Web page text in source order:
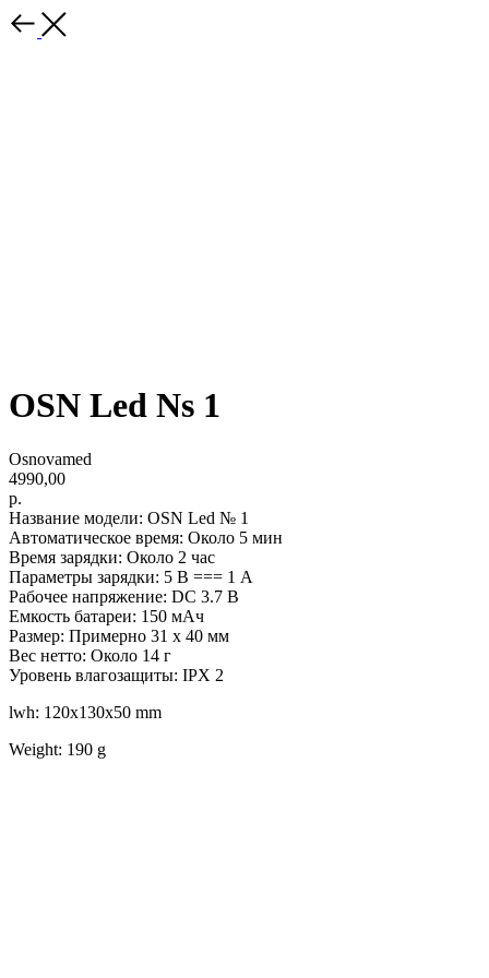
OSN Led Ns 1
Osnovamed
4990,00
р.
Название модели: OSN Led № 1
Автоматическое время: Около 5 мин
Время зарядки: Около 2 час
Параметры зарядки: 5 В === 1 А
Рабочее напряжение: DC 3.7 В
Емкость батареи: 150 мАч
Размер: Примерно 31 x 40 мм
Вес нетто: Около 14 г
Уровень влагозащиты: IPX 2
lwh: 120x130x50 mm
Weight: 190 g